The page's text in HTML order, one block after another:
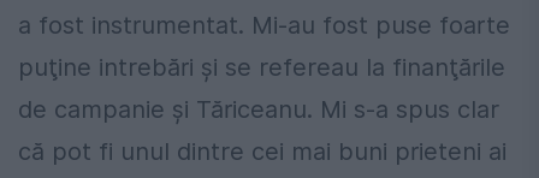
a fost instrumentat. Mi-au fost puse foarte
puţine intrebări şi se refereau la finanţările
de campanie şi Tăriceanu. Mi s-a spus clar
că pot fi unul dintre cei mai buni prieteni ai